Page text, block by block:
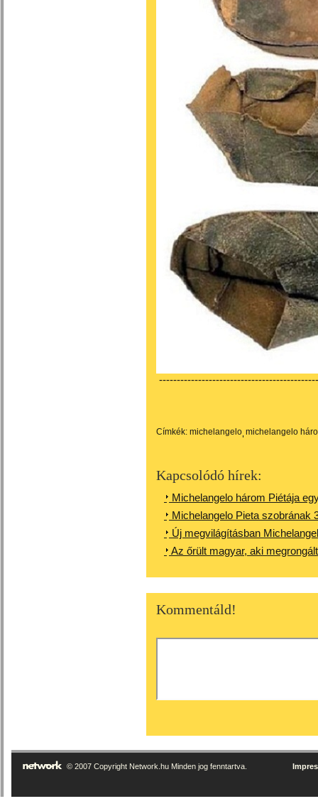
Címkék: michelangelo michelangelo
Kapcsolódó hírek:
Michelangelo három Piétája
Michelangelo Pieta szobrának
Új megvilágításban
Az őrült magyar, aki
Kommentáld!
© 2007 Copyright Network.hu Minden jog fenntartva.